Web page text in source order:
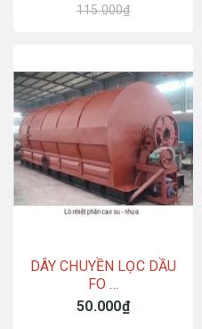
115.000₫
DÂY CHUYỀN LỌC DẦU
FO ...
50.000₫